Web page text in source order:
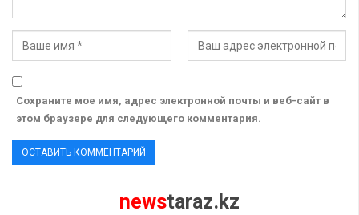
Сохраните мое имя, адрес электронной почты и веб-сайт в
этом браузере для следующего комментария.
newstaraz.kz